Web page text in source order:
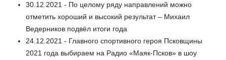
30.12.2021 - По целому ряду направлений можно
отметить хороший и высокий результат – Михаил
Ведерников подвёл итоги года
24.12.2021 - Главного спортивного героя Псковщины
2021 года выбираем на Радио «Маяк-Псков» в шоу